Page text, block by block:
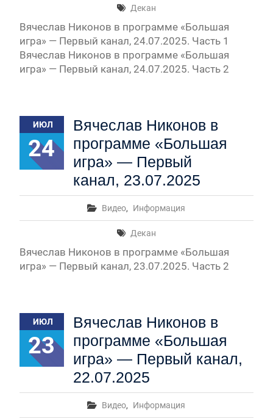
Декан
Вячеслав Никонов в программе «Большая
игра» — Первый канал, 24.07.2025. Часть 1
Вячеслав Никонов в программе «Большая
игра» — Первый канал, 24.07.2025. Часть 2
ИЮЛ
24
Вячеслав Никонов в
программе «Большая
игра» — Первый
канал, 23.07.2025
Видео, Информация
Декан
Вячеслав Никонов в программе «Большая
игра» — Первый канал, 23.07.2025. Часть 2
ИЮЛ
23
Вячеслав Никонов в
программе «Большая
игра» — Первый канал,
22.07.2025
Видео, Информация